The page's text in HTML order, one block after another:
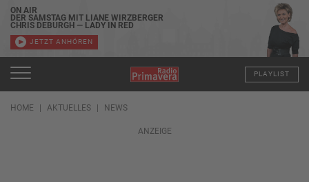
ON AIR
DER SAMSTAG MIT LIANE WIRZBERGER
CHRIS DEBURGH — LADY IN RED
JETZT ANHÖREN
PLAYLIST
HOME AKTUELLES NEWS
ANZEIGE